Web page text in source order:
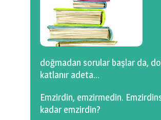
0 km.Bızdıklar Yazılarım
Filmlerimiz
Hadi Bize Yazın
doğmadan sorular başlar da,
katlanır adeta…
Emzirdin, emzirmedin.
kadar emzirdin?